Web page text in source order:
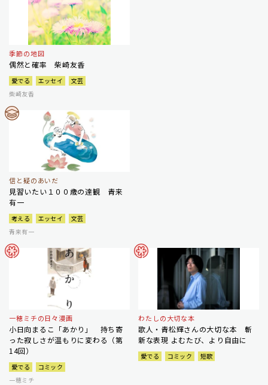
季節の地図
偶然と確率 柴崎友香
愛でる エッセイ
文芸
柴崎友香
信と疑のあいだ
見習いたい１００歳の達観 青来
有一
考える エッセイ
文芸
青来有一
一穂ミチの日々漫画
小日向まるこ「あかり」 持ち寄
った寂しさが温もりに変わる（第
14回）
愛でる
コミック
一穂ミチ
わたしの大切な本
歌人・青松輝さんの大切な本 斬
新な表現 よむたび、より自由に
愛でる コミック 短歌